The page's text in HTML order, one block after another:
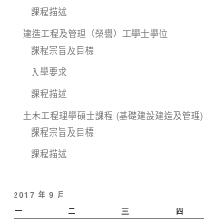
課程描述
建造工程及管理（榮譽）工學士學位
課程宗旨及目標
入學要求
課程描述
土木工程理學碩士課程 (基礎建設建造及管理)
課程宗旨及目標
課程描述
2017 年 9 月
一 二 三 四